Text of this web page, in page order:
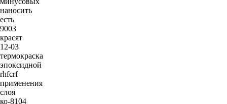
наносить
есть
9003
красят
12-03
термокраска
эпоксидной
rhfcrf
применения
слоя
ко-8104